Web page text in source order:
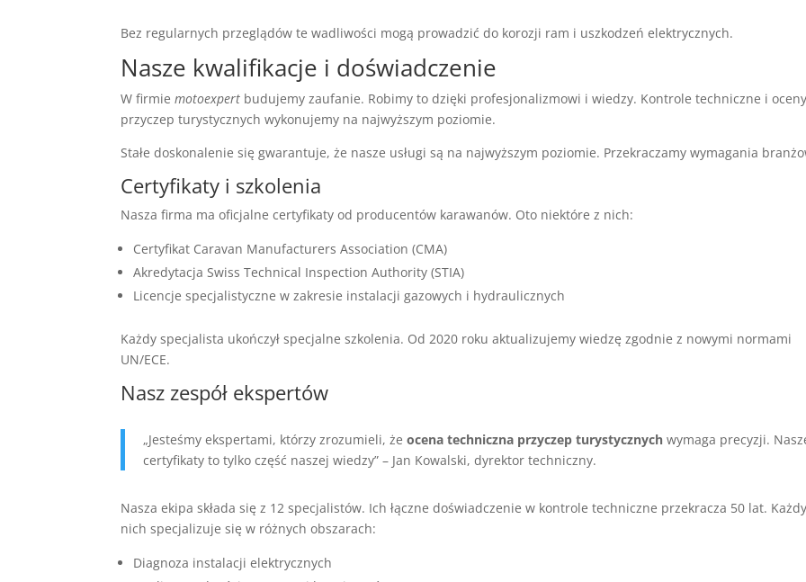
Bez regularnych przeglądów te wadliwości mogą prowadzić do korozji ram i uszkodzeń elektrycznych.
Nasze kwalifikacje i doświadczenie
W firmiemotoexpert budujemy zaufanie. Robimy to dzięki profesjonalizmowi i wiedzy. Kontrole techniczne i
przyczep turystycznych wykonujemy na najwyższym poziomie.
Stałe doskonalenie się gwarantuje, że nasze usługi są na najwyższym poziomie. Przekraczamy wymagania
Certyfikaty i szkolenia
Nasza firma ma oficjalne certyfikaty od producentów karawanów. Oto niektóre z nich:
Certyfikat Caravan Manufacturers Association (CMA)
Akredytacja Swiss Technical Inspection Authority (STIA)
Licencje specjalistyczne w zakresie instalacji gazowych i hydraulicznych
Każdy specjalista ukończył specjalne szkolenia. Od 2020 roku aktualizujemy wiedzę zgodnie z nowymi normami
UN/ECE.
Nasz zespół ekspertów
„Jesteśmy ekspertami, którzy zrozumieli, żeocena techniczna przyczep turystycznych wymaga precyzji.
certyfikaty to tylko część naszej wiedzy” – Jan Kowalski, dyrektor techniczny.
Nasza ekipa składa się z 12 specjalistów. Ich łączne doświadczenie w kontrole techniczne przekracza 50 lat.
nich specjalizuje się w różnych obszarach:
Diagnoza instalacji elektrycznych